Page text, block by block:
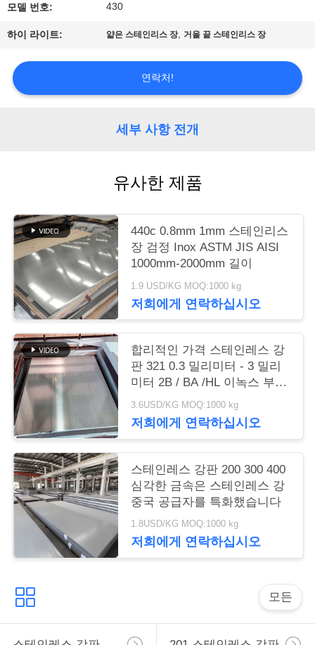
관
리
문
소
식
조
회
를
요
청
하
다
맵
모델 번호: 430
하이 라이트: 얇은 스테인리스 장, 거울 끝 스테인리스 장
연락처!
세부 사항 전개
유사한 제품
440c 0.8mm 1mm 스테인리스
장 검정 Inox ASTM JIS AISI
1000mm-2000mm 길이
1.9 USD/KG MOQ:1000 kg
저희에게 연락하십시오
합리적인 가격 스테인레스 강
판 321 0.3 밀리미터 - 3 밀리
미터 2B / BA /HL 이녹스 부엌
세간 건설
3.6USD/KG MOQ:1000 kg
저희에게 연락하십시오
스테인레스 강판 200 300 400
심각한 금속은 스테인레스 강
중국 공급자를 특화했습니다
1.8USD/KG MOQ:1000 kg
저희에게 연락하십시오
모든